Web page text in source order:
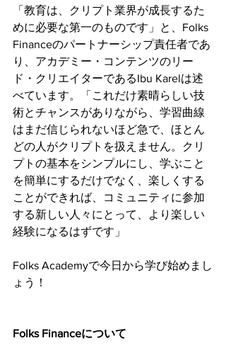
「教育は、クリプト業界が成長するた
めに必要な第一のものです」と、Folks
Financeのパートナーシップ責任者であ
り、アカデミー・コンテンツのリー
ド・クリエイターであるIbu Karelは述
べています。「これだけ素晴らしい技
術とチャンスがありながら、学習曲線
はまだ信じられないほど急で、ほとん
どの人がクリプトを扱えません。クリ
プトの基本をシンプルにし、学ぶこと
を簡単にするだけでなく、楽しくする
ことができれば、コミュニティに参加
する新しい人々にとって、より楽しい
経験になるはずです」
Folks Academyで今日から学び始めまし
ょう！
Folks Financeについて